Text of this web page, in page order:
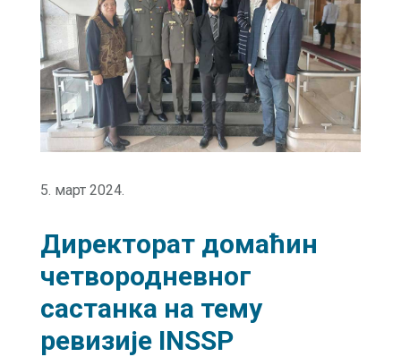
5. март 2024.
Директорат домаћин
четвородневног
састанка на тему
ревизије INSSP